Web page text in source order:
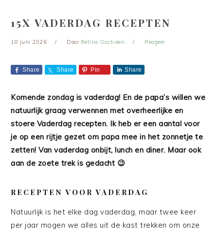
15X VADERDAG RECEPTEN
18 juni 2026 Door Betina Oostveen Reageer
Share Share Pin Share
Komende zondag is vaderdag! En de papa’s willen we
natuurlijk graag verwennen met overheerlijke en
stoere Vaderdag recepten. Ik heb er een aantal voor
je op een rijtje gezet om papa mee in het zonnetje te
zetten! Van vaderdag onbijt, lunch en diner. Maar ook
aan de zoete trek is gedacht 😉
RECEPTEN VOOR VADERDAG
Natuurlijk is het elke dag vaderdag, maar twee keer
per jaar mogen we alles uit de kast trekken om onze